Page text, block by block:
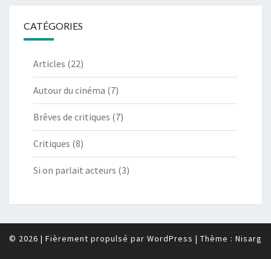
CATÉGORIES
Articles (22)
Autour du cinéma (7)
Brêves de critiques (7)
Critiques (8)
Si on parlait acteurs (3)
© 2026 | Fièrement propulsé par WordPress | Thème : Nisarg